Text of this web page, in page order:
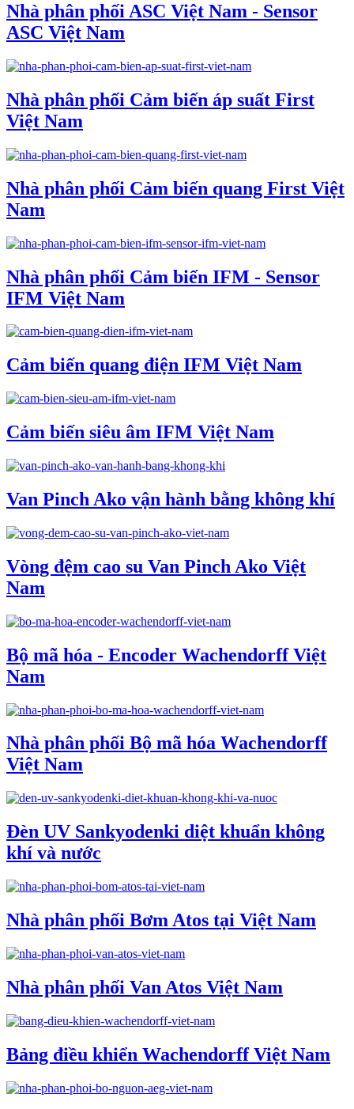
Nhà phân phối ASC Việt Nam - Sensor
ASC Việt Nam
Nhà phân phối Cảm biến áp suất First
Việt Nam
Nhà phân phối Cảm biến quang First Việt
Nam
Nhà phân phối Cảm biến IFM - Sensor
IFM Việt Nam
Cảm biến quang điện IFM Việt Nam
Cảm biến siêu âm IFM Việt Nam
Van Pinch Ako vận hành bằng không khí
Vòng đệm cao su Van Pinch Ako Việt
Nam
Bộ mã hóa - Encoder Wachendorff Việt
Nam
Nhà phân phối Bộ mã hóa Wachendorff
Việt Nam
Đèn UV Sankyodenki diệt khuẩn không
khí và nước
Nhà phân phối Bơm Atos tại Việt Nam
Nhà phân phối Van Atos Việt Nam
Bảng điều khiển Wachendorff Việt Nam